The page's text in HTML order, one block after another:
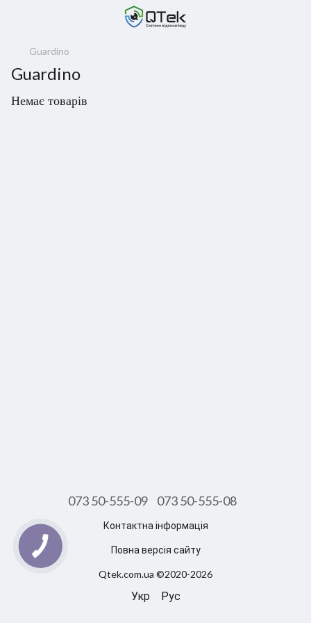
Guardino
Guardino
Немає товарів
073 50-555-09 073 50-555-08
Контактна інформація
Повна версія сайту
Qtek.com.ua ©2020-2026
Укр Рус